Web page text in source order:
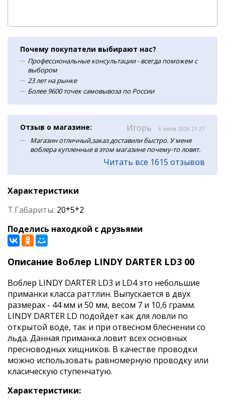
Почему покупатели выбирают нас?
Профессиональные консультации - всегда поможем с
выбором
23 лет на рынке
Более 9600 точек самовывоза по России
Отзыв о магазине: Игорь 6 июля 2026 21:27
Магазин отличный,заказ доставили быстро. У меня
воблера купленные в этом магазине почему-то ловят.
Читать все 1615 отзывов
Характеристики
Т.Габариты: 20*5*2
Поделись находкой с друзьями
Описание Воблер LINDY DARTER LD3 00
Воблер LINDY DARTER LD3 и LD4 это небольшие
приманки класса раттлин. Выпускается в двух
размерах - 44 мм и 50 мм, весом 7 и 10,6 грамм.
LINDY DARTER LD подойдет как для ловли по
открытой воде, так и при отвесном блеснении со
льда. Данная приманка ловит всех основных
пресноводных хищников. В качестве проводки
можно использовать равномерную проводку или
класическую ступенчатую.
Характеристики: